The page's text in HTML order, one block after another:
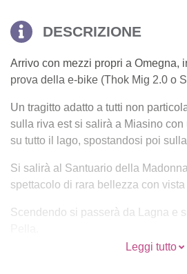
DESCRIZIONE
Arrivo con mezzi propri a Omegna,
prova della e-bike (Thok Mig 2.0 o
Un tragitto adatto a tutti non
sulla riva est si salirà a Miasino con
su tutto il lago, spostandosi poi
Si salirà al Santuario della
spettacolo di rara bellezza con
Scendendo si passerà da Lagna e
Un po’ ristoro con una merenda al
Leggi tutto